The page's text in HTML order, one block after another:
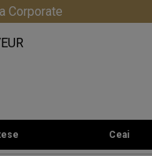
Corporate
Ceai